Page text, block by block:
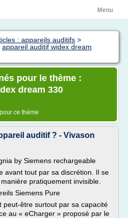
Menu
: appareils auditifs >
appareil auditif widex dream
pour le thème :
dream 330
ce thème
auditif ? - Vivason
by Siemens rechargeable
avant tout par sa discrétion. Il se
pratiquement invisible.
Siemens Pure
peut-être surtout par sa capacité
au « eCharger » proposé par le